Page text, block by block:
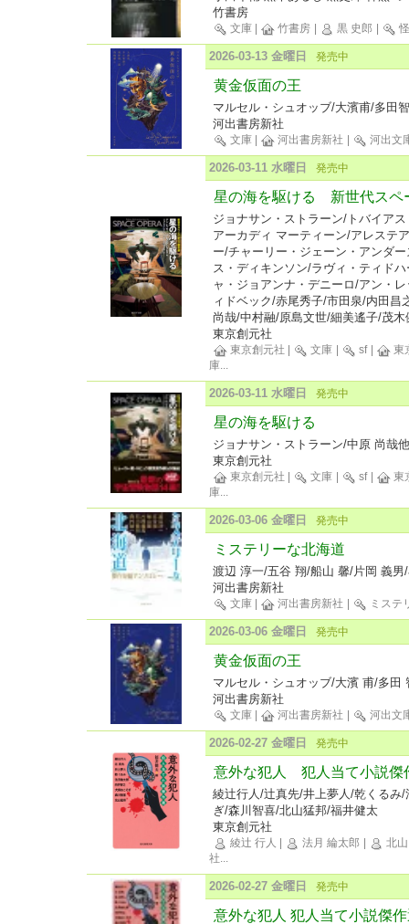
竹書房
文庫 竹書房 黒 史郎
2026-03-13 金曜日 発売中
黄金仮面の王
マルセル・シュオッブ/大濱甫/多田
河出書房新社
文庫 河出書房新社 河出文
2026-03-11 水曜日 発売中
星の海を駆ける 新世代スペ
ジョナサン・ストラーン/トバイア
アーカディ マーティーン/アレステ
ー/チャーリー・ジェーン・アンダ
ス・ディキンソン/ラヴィ・ティド
ャ・ジョアンナ・デニーロ/アン・
ィドベック/赤尾秀子/市田泉/内田
尚哉/中村融/原島文世/細美遙子/茂木
東京創元社
東京創元社 文庫 sf
東
庫...
2026-03-11 水曜日 発売中
星の海を駆ける
ジョナサン・ストラーン/中原 尚哉他
東京創元社
東京創元社 文庫 sf
東
庫...
2026-03-06 金曜日 発売中
ミステリーな北海道
渡辺 淳一/五谷 翔/船山 馨/片岡 義男
河出書房新社
文庫 河出書房新社 ミステ
2026-03-06 金曜日 発売中
黄金仮面の王
マルセル・シュオッブ/大濱 甫/多田
河出書房新社
文庫 河出書房新社 河出文
2026-02-27 金曜日 発売中
意外な犯人 犯人当て小説傑
綾辻行人/辻真先/井上夢人/乾くるみ
ぎ/森川智喜/北山猛邦/福井健太
東京創元社
綾辻 行人 法月 綸太郎
北
社...
2026-02-27 金曜日 発売中
意外な犯人 犯人当て小説傑